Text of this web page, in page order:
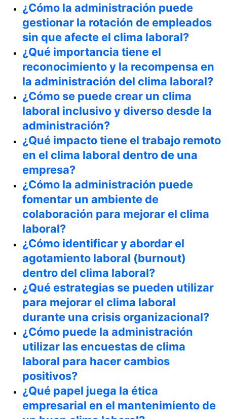
¿Cómo la administración puede
gestionar la rotación de empleados
sin que afecte el clima laboral?
¿Qué importancia tiene el
reconocimiento y la recompensa en
la administración del clima laboral?
¿Cómo se puede crear un clima
laboral inclusivo y diverso desde la
administración?
¿Qué impacto tiene el trabajo remoto
en el clima laboral dentro de una
empresa?
¿Cómo la administración puede
fomentar un ambiente de
colaboración para mejorar el clima
laboral?
¿Cómo identificar y abordar el
agotamiento laboral (burnout)
dentro del clima laboral?
¿Qué estrategias se pueden utilizar
para mejorar el clima laboral
durante una crisis organizacional?
¿Cómo puede la administración
utilizar las encuestas de clima
laboral para hacer cambios
positivos?
¿Qué papel juega la ética
empresarial en el mantenimiento de